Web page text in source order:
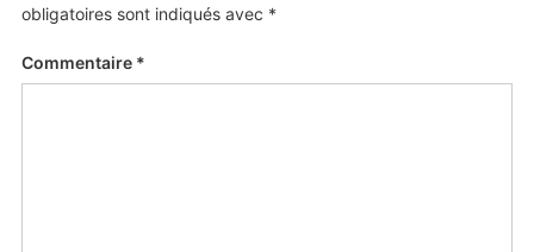
obligatoires sont indiqués avec *
Commentaire *